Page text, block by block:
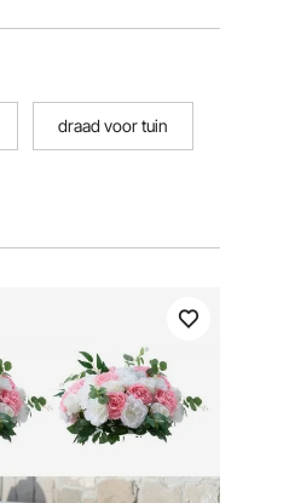
draad voor tuin